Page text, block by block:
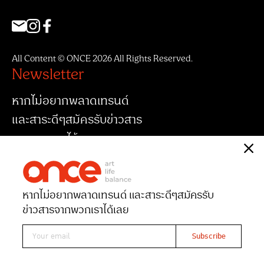
All Content © ONCE 2026 All Rights Reserved.
Newsletter
หากไม่อยากพลาดเทรนด์
และสาระดีๆสมัครรับข่าวสาร
จากพวกเราได้เลย
หากไม่อยากพลาดเทรนด์ และสาระดีๆสมัครรับ
ข่าวสารจากพวกเราได้เลย